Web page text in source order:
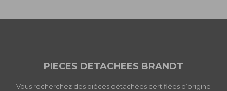
PIECES DETACHEES BRANDT
Vous recherchez des pièces détachées certifiées d’origine